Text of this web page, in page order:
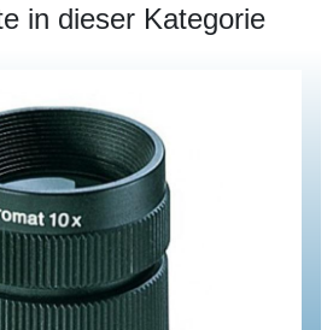
in dieser Kategorie